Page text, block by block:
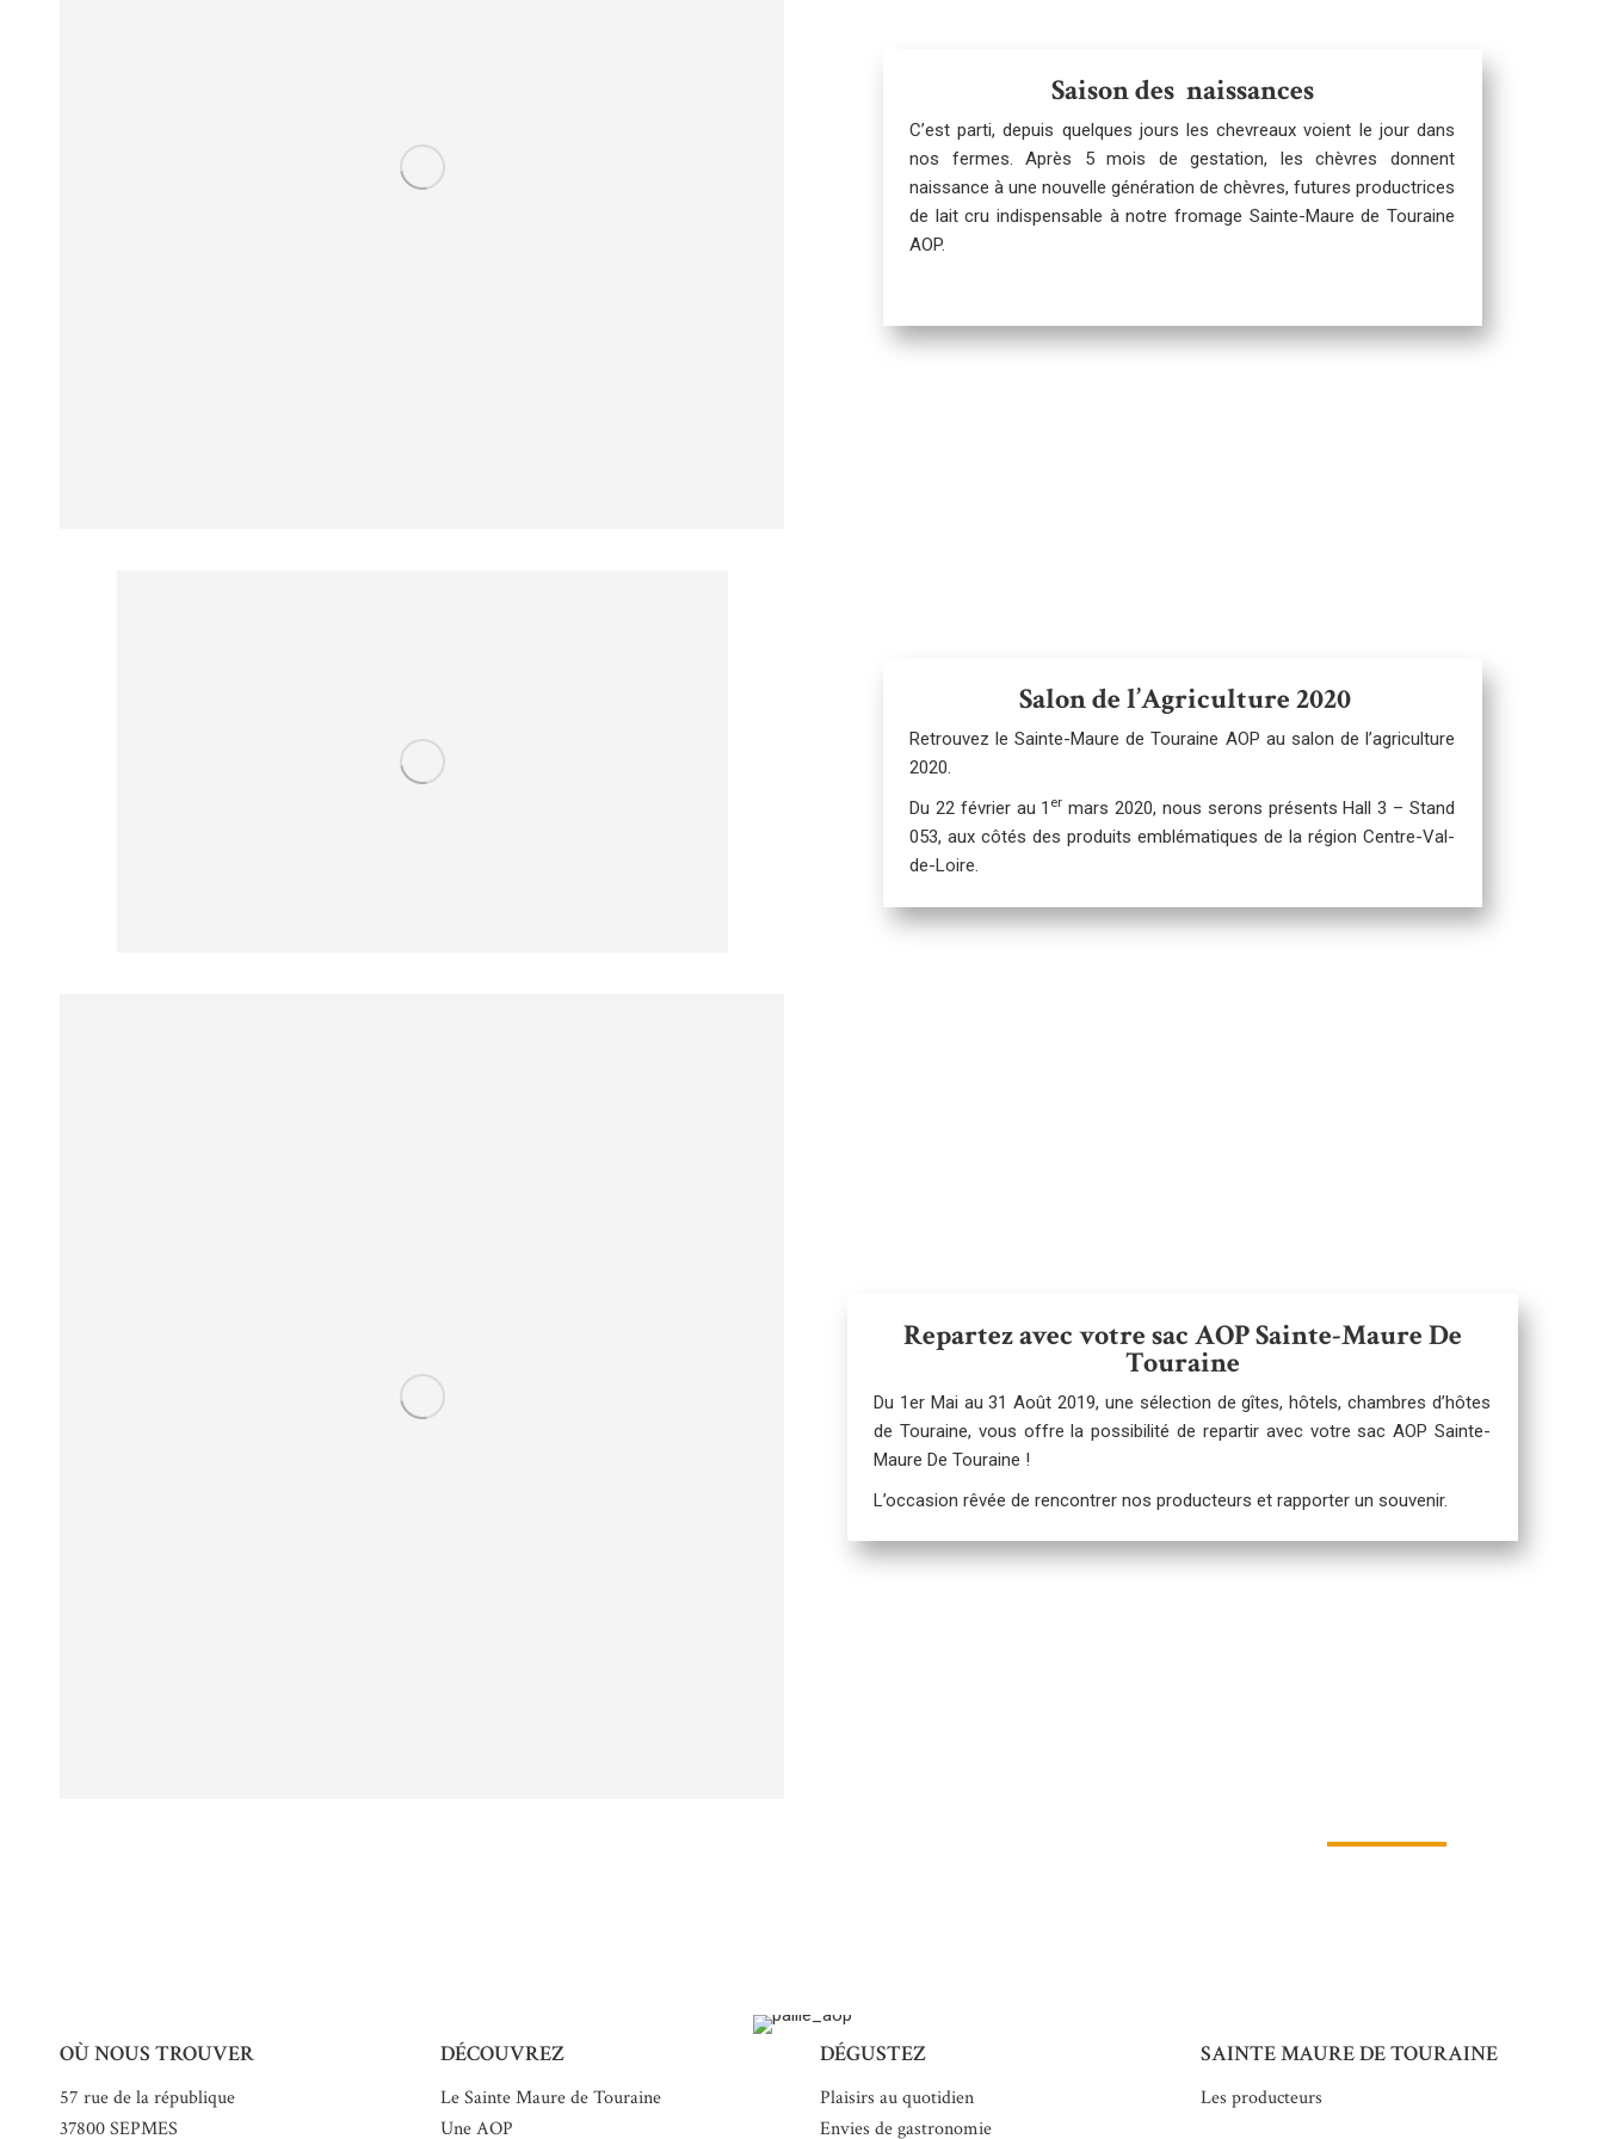
Saison des naissances
C’est parti, depuis quelques jours les chevreaux voient le jour dans
nos fermes. Après 5 mois de gestation, les chèvres donnent
naissance à une nouvelle génération de chèvres, futures productrices
de lait cru indispensable à notre fromage Sainte-Maure de Touraine
AOP.
Salon de l’Agriculture 2020
Retrouvez le Sainte-Maure de Touraine AOP au salon de l’agriculture
2020.
Du 22 février au 1 er mars 2020, nous serons présents Hall 3 – Stand
053, aux côtés des produits emblématiques de la région Centre-Val-
de-Loire.
Repartez avec votre sac AOP Sainte-Maure De
Touraine
Du 1er Mai au 31 Août 2019, une sélection de gîtes, hôtels, chambres d’hôtes
de Touraine, vous offre la possibilité de repartir avec votre sacAOP Sainte-
Maure De Touraine !
L’occasion rêvée de rencontrer nos producteurs et rapporter un souvenir.
OÙ NOUS TROUVER
57 rue de la république
37800 SEPMES
DÉCOUVREZ
Le Sainte Maure de Touraine
Une AOP
DÉGUSTEZ
Plaisirs au quotidien
Envies de gastronomie
SAINTE MAURE DE TOURAINE
Les producteurs